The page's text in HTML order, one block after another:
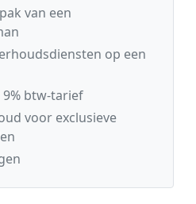
van een
op een
btw-tarief
voor exclusieve